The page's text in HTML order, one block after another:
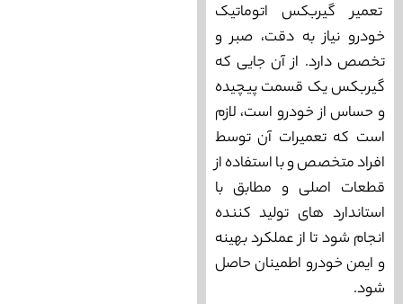
تعمیر گیربکس اتوماتیک
خودرو نیاز به دقت، صبر و
تخصص دارد. از آن جایی که
گیربکس یک قسمت پیچیده
و حساس از خودرو است، لازم
است که تعمیرات آن توسط
افراد متخصص و با استفاده از
قطعات اصلی و مطابق با
استاندارد های تولید کننده
انجام شود تا از عملکرد بهینه
و ایمن خودرو اطمینان حاصل
شود.